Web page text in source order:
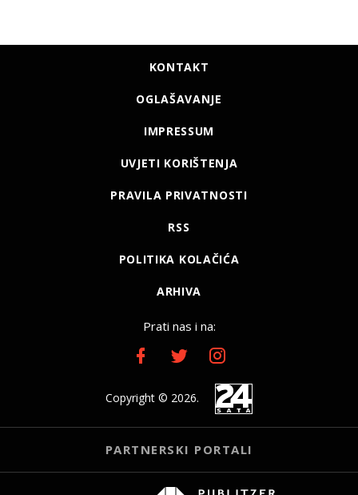
KONTAKT
OGLAŠAVANJE
IMPRESSUM
UVJETI KORIŠTENJA
PRAVILA PRIVATNOSTI
RSS
POLITIKA KOLAČIĆA
ARHIVA
Prati nas i na:
Copyright © 2026.
PARTNERSKI PORTALI